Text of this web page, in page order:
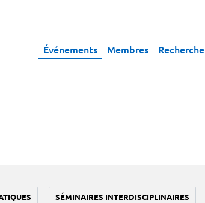
Événements Membres Recherche
SÉMINAIRES INTERDISCIPLINAIRES